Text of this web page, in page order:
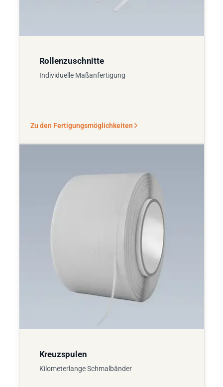
Rollenzuschnitte
Individuelle Maßanfertigung
Zu den Fertigungsmöglichkeiten
Kreuzspulen
Kilometerlange Schmalbänder